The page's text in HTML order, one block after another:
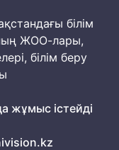
білім
ЖОО-лары,
білім беру
жұмыс істейді